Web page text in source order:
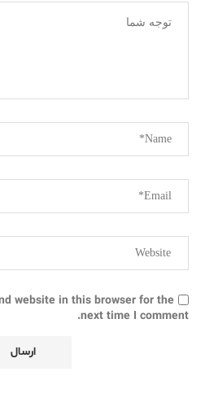
website in this browser for the
next time I comment.